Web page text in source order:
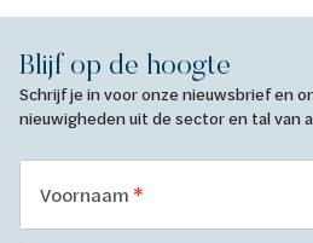
Blijf op de hoogte
Schrijf je in voor onze nieuwsbrief en
nieuwigheden uit de sector en tal van
Voornaam